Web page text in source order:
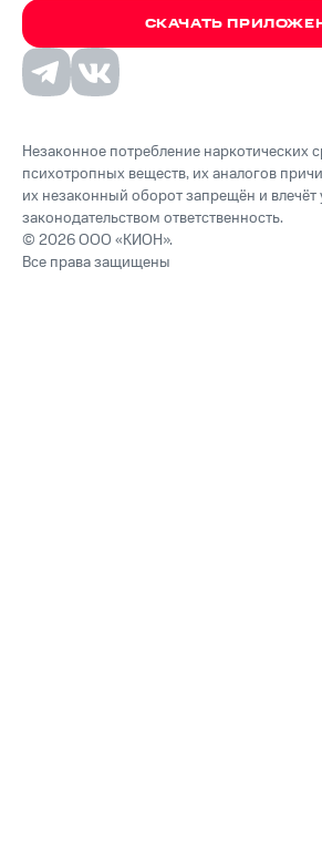
СКАЧАТЬ
Незаконное потребление наркотических
психотропных веществ, их аналогов
их незаконный оборот запрещён и влечёт
законодательством ответственность.
© 2026 ООО «КИОН».
Все права защищены